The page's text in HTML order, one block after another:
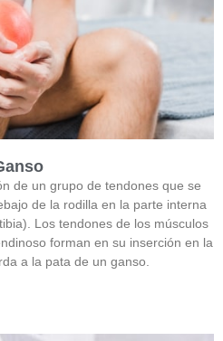
de un grupo de tendones que se
de la rodilla en la parte interna
Los tendones de los músculos
forman en su inserción en la
a la pata de un ganso.